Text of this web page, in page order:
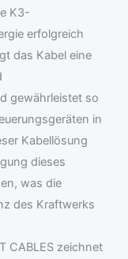
K3-
erfolgreich
das Kabel eine
gewährleistet so
in
Kabellösung
dieses
was die
des Kraftwerks
CABLES zeichnet